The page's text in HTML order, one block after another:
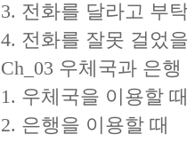
3. 전화를 달라고 부
4. 전화를 잘못 걸었
Ch_03 우체국과 은행
1. 우체국을 이용할
2. 은행을 이용할 때